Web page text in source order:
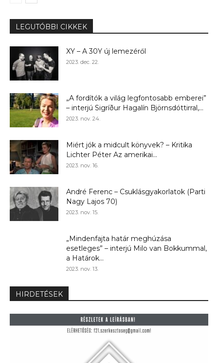
LEGUTÓBBI CIKKEK
XY – A 30Y új lemezéről
2023. dec. 22.
„A fordítók a világ legfontosabb emberei”
– interjú Sigríður Hagalín Björnsdóttirral,...
2023. nov. 24.
Miért jók a midcult könyvek? – Kritika
Lichter Péter Az amerikai...
2023. nov. 16.
André Ferenc – Csuklásgyakorlatok (Parti
Nagy Lajos 70)
2023. nov. 15.
„Mindenfajta határ meghúzása
esetleges” – interjú Milo van Bokkummal,
a Határok...
2023. nov. 13.
HIRDETÉSEK